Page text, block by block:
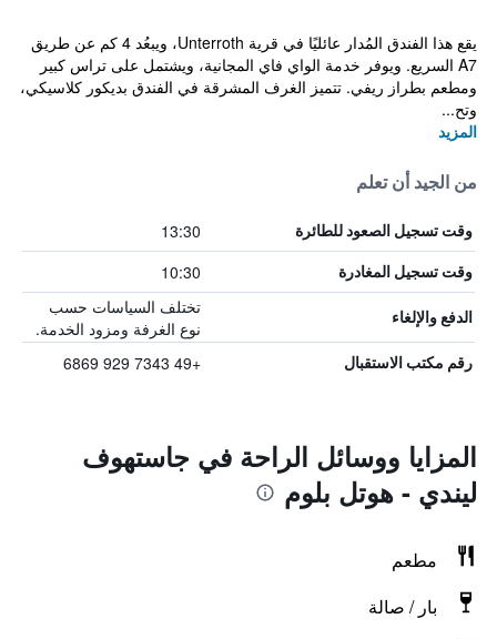
يقع هذا الفندق المُدار عائليًا في قرية Unterroth، ويبعُد 4 كم عن طريق
A7 السريع. ويوفر خدمة الواي فاي المجانية، ويشتمل على تراس كبير
ومطعم بطراز ريفي. تتميز الغرف المشرقة في الفندق بديكور كلاسيكي،
وتح...
المزيد
من الجيد أن تعلم
وقت تسجيل الصعود للطائرة 13:30
وقت تسجيل المغادرة 10:30
الدفع والإلغاء
تختلف السياسات حسب
نوع الغرفة ومزود الخدمة.
رقم مكتب الاستقبال +49 7343 929 6869
المزايا ووسائل الراحة في جاستهوف
ليندي - هوتل بلوم
مطعم
بار / صالة